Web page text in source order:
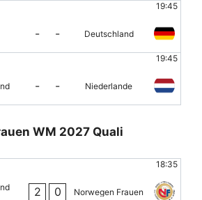
19:45
- - Deutschland
19:45
- - Niederlande
WM 2027 Quali
18:35
2 0 Norwegen Frauen